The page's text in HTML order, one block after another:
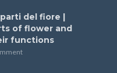
del fiore |
of flower and
functions